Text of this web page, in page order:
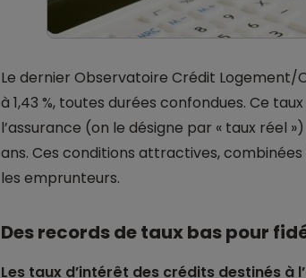
Le dernier Observatoire Crédit Logement/
à 1,43 %, toutes durées confondues. Ce
l’assurance (on le désigne par « taux réel
ans. Ces conditions attractives,
les emprunteurs.
Des records de taux bas pour
Les taux d’intérêt des crédits destinés à